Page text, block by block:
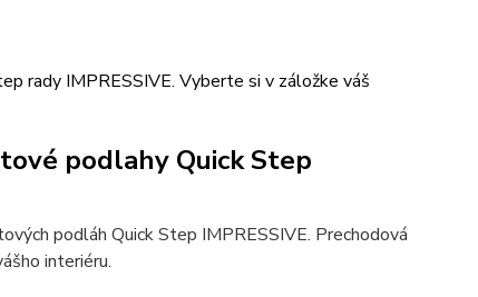
rady IMPRESSIVE. Vyberte si v záložke váš
podlahy Quick Step
podláh Quick Step IMPRESSIVE. Prechodová
interiéru.